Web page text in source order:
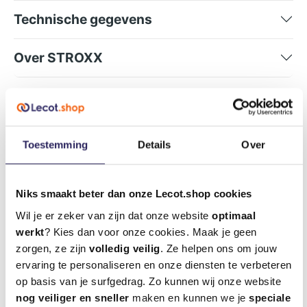
Toestemming Details Over
Niks smaakt beter dan onze Lecot.shop cookies
Wil je er zeker van zijn dat onze website optimaal
werkt? Kies dan voor onze cookies. Maak je geen
zorgen, ze zijn volledig veilig . Ze helpen ons om jouw
ervaring te personaliseren en onze diensten te verbeteren
op basis van je surfgedrag. Zo kunnen wij onze website
nog veiliger en sneller maken en kunnen we je speciale
Technische gegevens
Over STROXX